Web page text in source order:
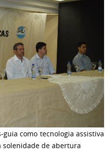
como tecnologia assistiva
solenidade de abertura